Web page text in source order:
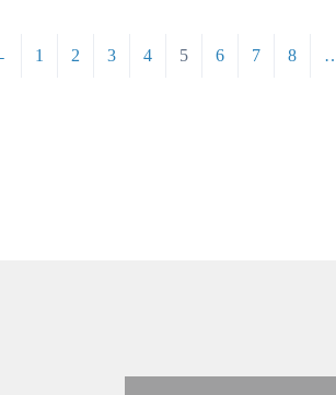
1 2 3 4 5 6 7 8